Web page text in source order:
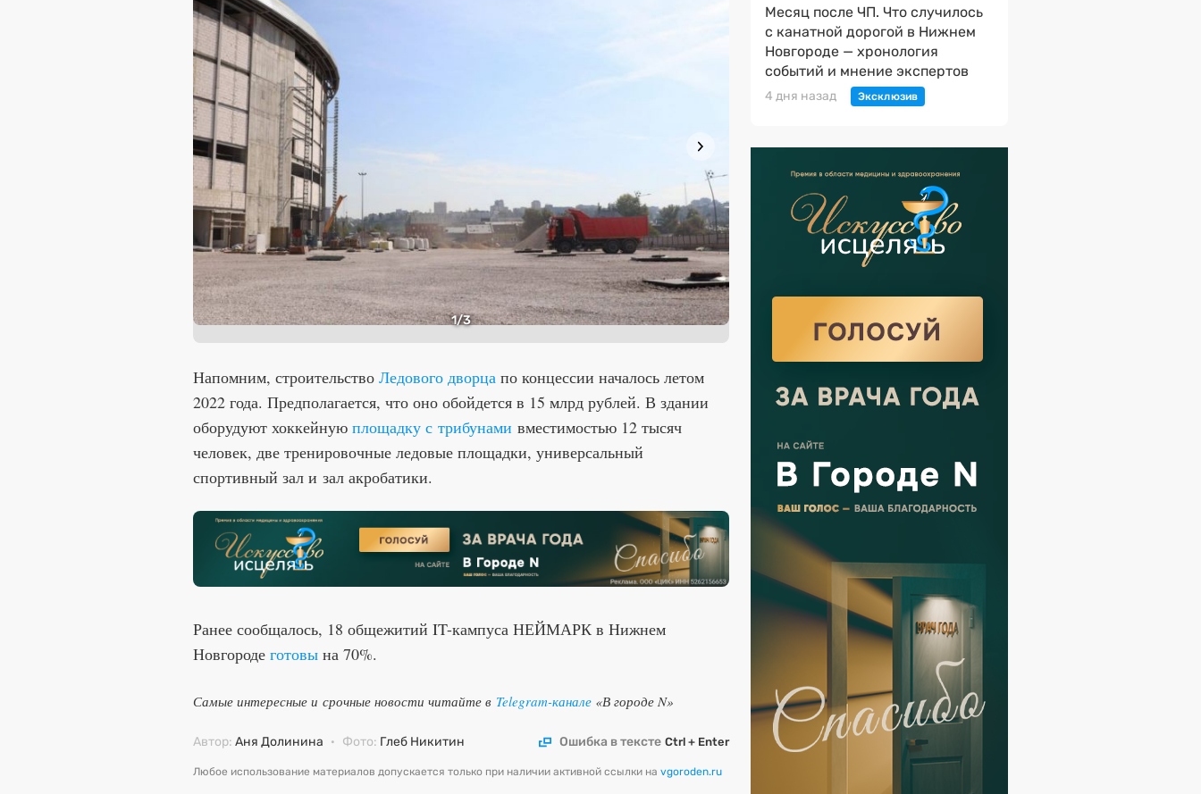
1/3
Напомним, строительство Ледового дворца по концессии началось летом
2022 года. Предполагается, что оно обойдется в 15 млрд рублей. В здании
оборудуют хоккейную площадку с трибунами вместимостью 12 тысяч
человек, две тренировочные ледовые площадки, универсальный
спортивный зал и зал акробатики.
Ранее сообщалось, 18 общежитий IT-кампуса НЕЙМАРК в Нижнем
Новгороде готовы на 70%.
Самые интересные и срочные новости читайте в Telegram-канале «В городе N»
Автор: Аня Долинина · Фото: Глеб Никитин Ошибка в тексте Ctrl + Enter
Любое использование материалов допускается только при наличии активной ссылки на vgoroden.ru
Месяц после ЧП. Что случилось
с канатной дорогой в Нижнем
Новгороде — хронология
событий и мнение экспертов
4 дня назад